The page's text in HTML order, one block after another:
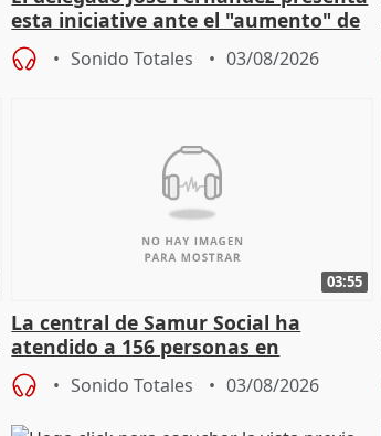
esta iniciative ante el "aumento" de
personas sin hogar en Madri
Sonido Totales 03/08/2026
03:55
La central de Samur Social ha
atendido a 156 personas en
situación de calle durante Campaña
de CalorSonido Totales 03/08/2026